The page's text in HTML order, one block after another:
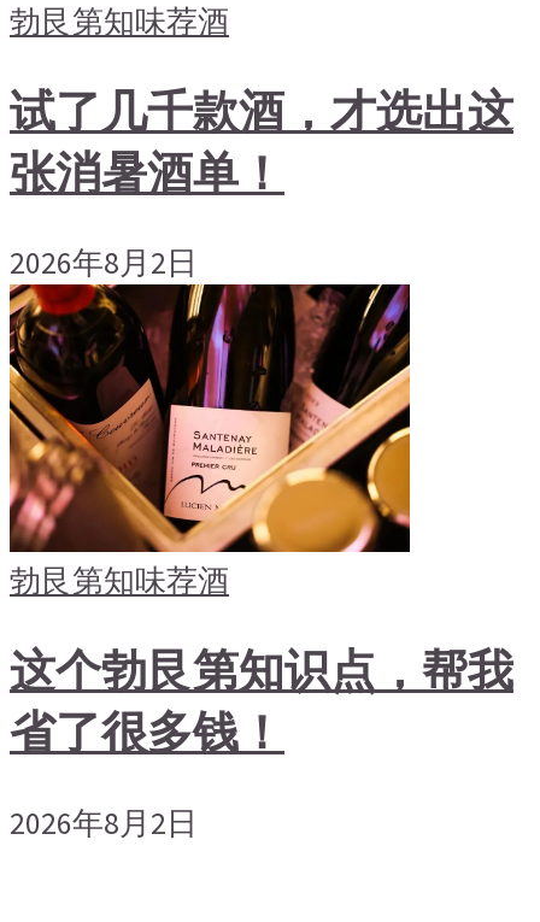
勃艮第知味荐酒
试了几千款酒，才选出这
张消暑酒单！
2026年8月2日
勃艮第知味荐酒
这个勃艮第知识点，帮我
省了很多钱！
2026年8月2日